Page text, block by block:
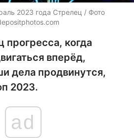
2023 года Стрелец / Фото
когда
вперёд,
дела продвинутся,
2023.
ad